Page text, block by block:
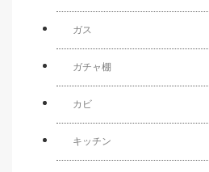
ガス
ガチャ棚
カビ
キッチン